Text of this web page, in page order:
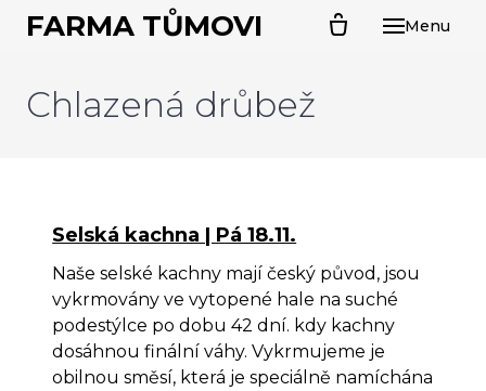
Menu
FARMA TŮMOVI
Chlazená drůbež
Selská kachna | Pá 18.11.
Naše selské kachny mají český původ, jsou
vykrmovány ve vytopené hale na suché
podestýlce po dobu 42 dní. kdy kachny
dosáhnou finální váhy. Vykrmujeme je
obilnou směsí, která je speciálně namíchána